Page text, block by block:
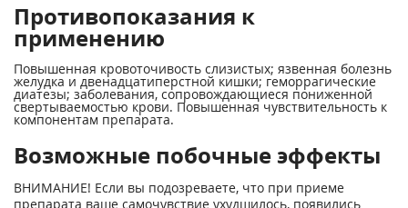
Противопоказания к
применению
Повышенная кровоточивость слизистых; язвенная болезнь
желудка и двенадцатиперстной кишки; геморрагические
диатезы; заболевания, сопровождающиеся пониженной
свертываемостью крови. Повышенная чувствительность к
компонентам препарата.
Возможные побочные эффекты
ВНИМАНИЕ! Если вы подозреваете, что при приеме
препарата ваше самочувствие ухудшилось, появились